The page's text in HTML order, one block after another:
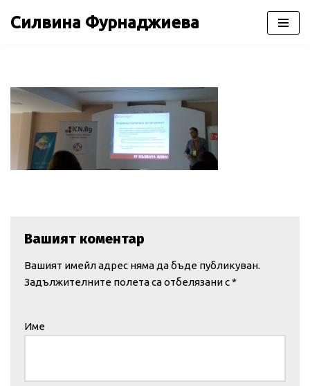
Силвина Фурнаджиева
Вашият коментар
Вашият имейл адрес няма да бъде публикуван.
Задължителните полета са отбелязани с*
Име